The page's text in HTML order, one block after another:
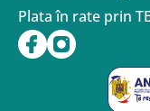
Plata în rate prin